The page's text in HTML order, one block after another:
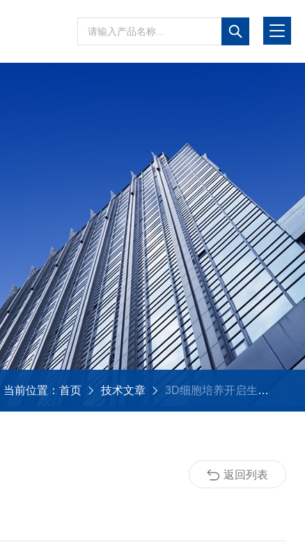
当前位置： 首页 技术文章 3D细胞培养开启生物医学研究新纪元
返回列表